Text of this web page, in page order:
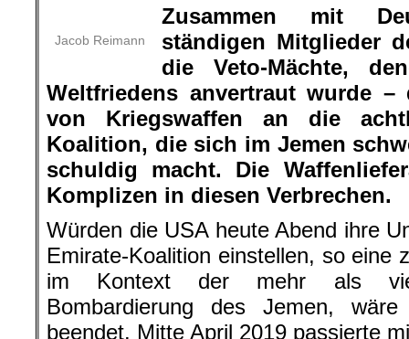
Jacob Reimann
Zusammen mit
ständigen Mitglieder
die Veto-Mächte,
Weltfriedens anvertraut wurde
von Kriegswaffen an die
Koalition, die sich im Jemen
schuldig macht. Die
Komplizen in diesen Verbrechen.
Würden die USA heute Abend ihre
Emirate-Koalition einstellen, so eine
im Kontext der mehr als
Bombardierung des Jemen,
beendet. Mitte April 2019 passierte